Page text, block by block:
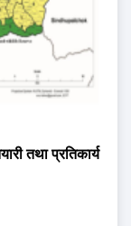
तथा प्रतिकार्य